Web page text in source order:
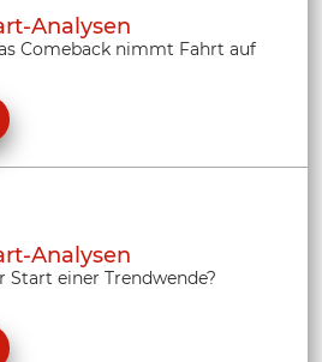
Analysen
Comeback nimmt Fahrt auf
Analysen
Start einer Trendwende?